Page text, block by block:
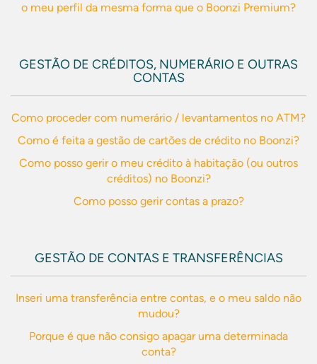
o meu perfil da mesma forma que o Boonzi Premium?
GESTÃO DE CRÉDITOS, NUMERÁRIO E OUTRAS
CONTAS
Como proceder com numerário / levantamentos no ATM?
Como é feita a gestão de cartões de crédito no Boonzi?
Como posso gerir o meu crédito à habitação (ou outros
créditos) no Boonzi?
Como posso gerir contas a prazo?
GESTÃO DE CONTAS E TRANSFERÊNCIAS
Inseri uma transferência entre contas, e o meu saldo não
mudou?
Porque é que não consigo apagar uma determinada
conta?